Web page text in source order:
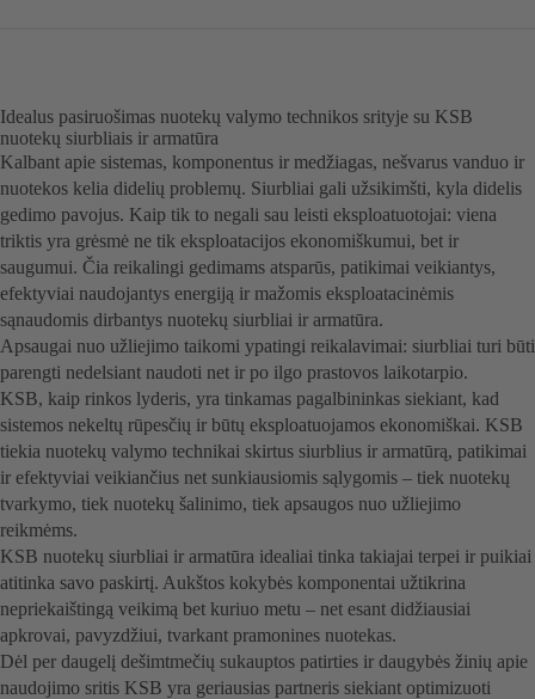
Idealus pasiruošimas nuotekų valymo technikos srityje su KSB
nuotekų siurbliais ir armatūra
Kalbant apie sistemas, komponentus ir medžiagas, nešvarus vanduo ir
nuotekos kelia didelių problemų. Siurbliai gali užsikimšti, kyla didelis
gedimo pavojus. Kaip tik to negali sau leisti eksploatuotojai: viena
triktis yra grėsmė ne tik eksploatacijos ekonomiškumui, bet ir
saugumui. Čia reikalingi gedimams atsparūs, patikimai veikiantys,
efektyviai naudojantys energiją ir mažomis eksploatacinėmis
sąnaudomis dirbantys nuotekų siurbliai ir armatūra.
Apsaugai nuo užliejimo taikomi ypatingi reikalavimai: siurbliai turi būti
parengti nedelsiant naudoti net ir po ilgo prastovos laikotarpio.
KSB, kaip rinkos lyderis, yra tinkamas pagalbininkas siekiant, kad
sistemos nekeltų rūpesčių ir būtų eksploatuojamos ekonomiškai. KSB
tiekia nuotekų valymo technikai skirtus siurblius ir armatūrą, patikimai
ir efektyviai veikiančius net sunkiausiomis sąlygomis – tiek nuotekų
tvarkymo, tiek nuotekų šalinimo, tiek apsaugos nuo užliejimo
reikmėms.
KSB nuotekų siurbliai ir armatūra idealiai tinka takiajai terpei ir puikiai
atitinka savo paskirtį. Aukštos kokybės komponentai užtikrina
nepriekaištingą veikimą bet kuriuo metu – net esant didžiausiai
apkrovai, pavyzdžiui, tvarkant pramonines nuotekas.
Dėl per daugelį dešimtmečių sukauptos patirties ir daugybės žinių apie
naudojimo sritis KSB yra geriausias partneris siekiant optimizuoti